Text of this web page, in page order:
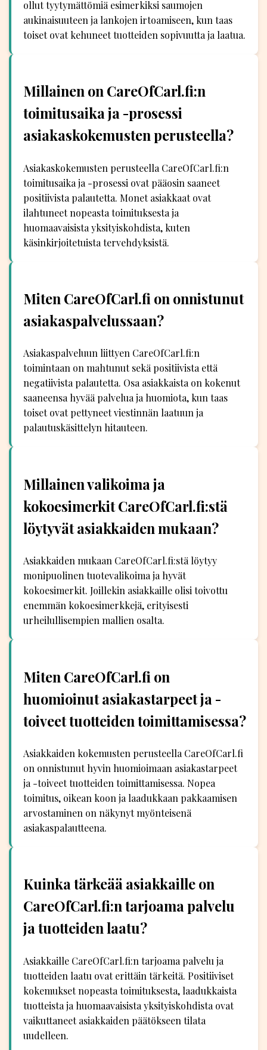
ollut tyytymättömiä esimerkiksi saumojen
aukinaisuuteen ja lankojen irtoamiseen, kun taas
toiset ovat kehuneet tuotteiden sopivuutta ja laatua.
Millainen on CareOfCarl.fi:n
toimitusaika ja -prosessi
asiakaskokemusten perusteella?
Asiakaskokemusten perusteella CareOfCarl.fi:n
toimitusaika ja -prosessi ovat pääosin saaneet
positiivista palautetta. Monet asiakkaat ovat
ilahtuneet nopeasta toimituksesta ja
huomaavaisista yksityiskohdista, kuten
käsinkirjoitetuista tervehdyksistä.
Miten CareOfCarl.fi on onnistunut
asiakaspalvelussaan?
Asiakaspalveluun liittyen CareOfCarl.fi:n
toimintaan on mahtunut sekä positiivista että
negatiivista palautetta. Osa asiakkaista on kokenut
saaneensa hyvää palvelua ja huomiota, kun taas
toiset ovat pettyneet viestinnän laatuun ja
palautuskäsittelyn hitauteen.
Millainen valikoima ja
kokoesimerkit CareOfCarl.fi:stä
löytyvät asiakkaiden mukaan?
Asiakkaiden mukaan CareOfCarl.fi:stä löytyy
monipuolinen tuotevalikoima ja hyvät
kokoesimerkit. Joillekin asiakkaille olisi toivottu
enemmän kokoesimerkkejä, erityisesti
urheilullisempien mallien osalta.
Miten CareOfCarl.fi on
huomioinut asiakastarpeet ja -
toiveet tuotteiden toimittamisessa?
Asiakkaiden kokemusten perusteella CareOfCarl.fi
on onnistunut hyvin huomioimaan asiakastarpeet
ja -toiveet tuotteiden toimittamisessa. Nopea
toimitus, oikean koon ja laadukkaan pakkaamisen
arvostaminen on näkynyt myönteisenä
asiakaspalautteena.
Kuinka tärkeää asiakkaille on
CareOfCarl.fi:n tarjoama palvelu
ja tuotteiden laatu?
Asiakkaille CareOfCarl.fi:n tarjoama palvelu ja
tuotteiden laatu ovat erittäin tärkeitä. Positiiviset
kokemukset nopeasta toimituksesta, laadukkaista
tuotteista ja huomaavaisista yksityiskohdista ovat
vaikuttaneet asiakkaiden päätökseen tilata
uudelleen.